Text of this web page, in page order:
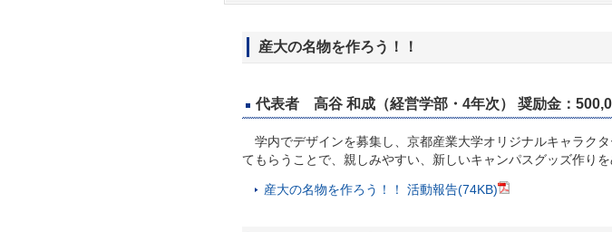
産大の名物を作ろう！！
代表者 高谷 和成（経営学部・4年次） 奨励金：
学内でデザインを募集し、京都産業大学オリジナルキャラク
てもらうことで、親しみやすい、新しいキャンパスグッズ作りを
産大の名物を作ろう！！ 活動報告(74KB)